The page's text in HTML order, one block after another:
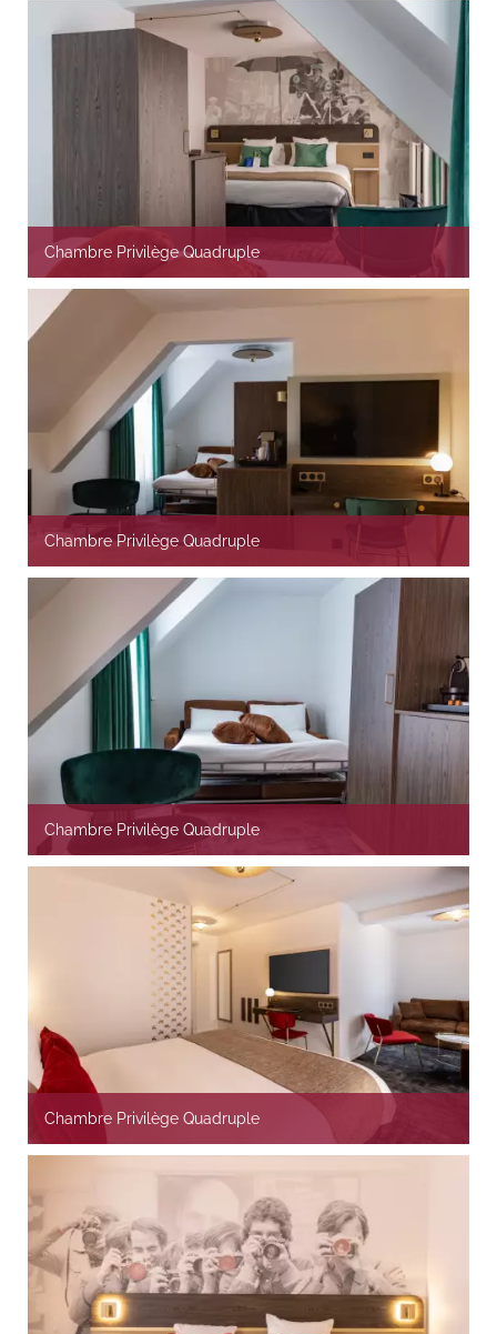
Chambre Privilège Quadruple
Chambre Privilège Quadruple
Chambre Privilège Quadruple
Chambre Privilège Quadruple